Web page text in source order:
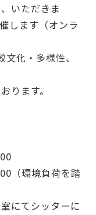
いただきま
します （オンラ
化・多様性、
ります。
（環境負荷を踏
にてシッターに